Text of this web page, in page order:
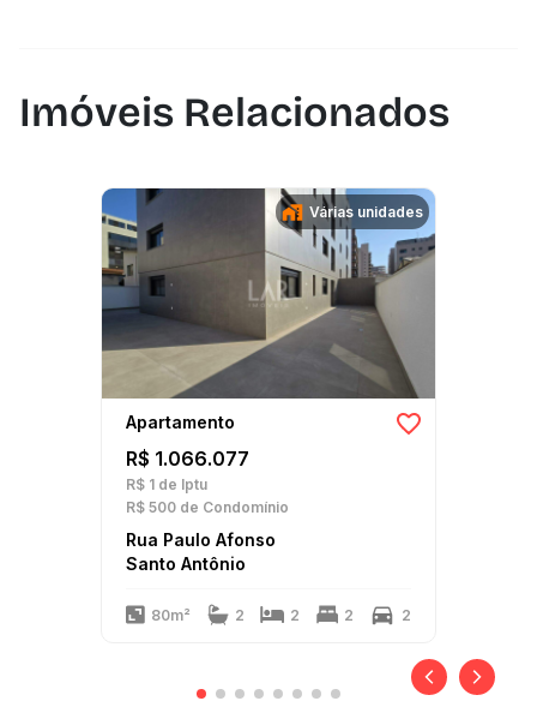
Imóveis Relacionados
Várias unidades
Apartamento
R$ 1.066.077
R$ 1 de Iptu
R$ 500 de Condomínio
Rua Paulo Afonso
Santo Antônio
80m² 2 2 2 2